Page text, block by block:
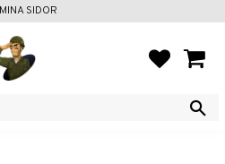
MINA SIDOR